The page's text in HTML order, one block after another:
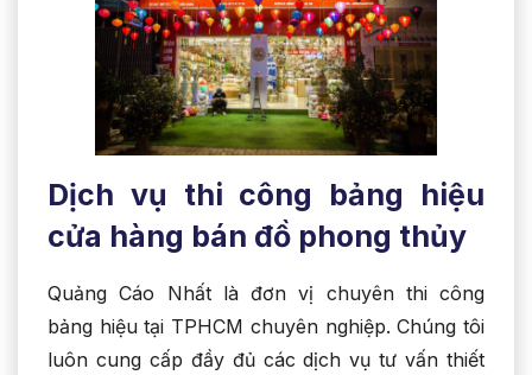
Dịch vụ thi công bảng hiệu
cửa hàng bán đồ phong thủy
Quảng Cáo Nhất là đơn vị chuyên thi công
bảng hiệu tại TPHCM chuyên nghiệp. Chúng tôi
luôn cung cấp đầy đủ các dịch vụ tư vấn thiết